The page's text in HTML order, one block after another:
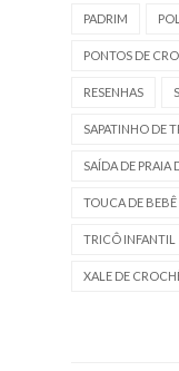
PADRIM
PONTOS DE
RESENHAS
SAPATINHO DE
SAÍDA DE PRAIA
TOUCA DE BEBÊ
TRICÔ INFANTIL
XALE DE